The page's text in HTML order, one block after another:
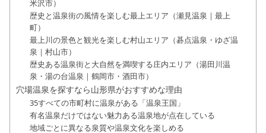
米沢市）
歴史と温泉街の風情を楽しむ最上エリア（瀬見温泉｜最上
町）
最上川の景色と観光を楽しむ村山エリア（碁点温泉・ゆざ温
泉｜村山市）
歴史ある温泉街と大自然を満喫する庄内エリア（湯田川温
泉・湯の台温泉｜鶴岡市・酒田市）
穴場温泉を探すなら山形県がおすすめな理由
35すべての市町村に温泉がある「温泉王国」
有名温泉だけではない魅力ある温泉地が点在している
地域ごとに異なる泉質や温泉文化を楽しめる